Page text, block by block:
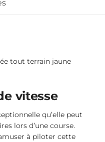
vitesse
qu’elle peut
lors d’une course.
à piloter cette